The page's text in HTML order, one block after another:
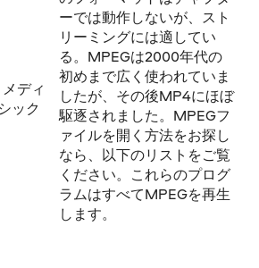
ディ
ック
ーでは動作しないが、スト
リーミングには適してい
る。MPEGは2000年代の
初めまで広く使われていま
したが、その後MP4にほぼ
駆逐されました。MPEGフ
ァイルを開く方法をお探し
なら、以下のリストをご覧
ください。これらのプログ
ラムはすべてMPEGを再生
します。